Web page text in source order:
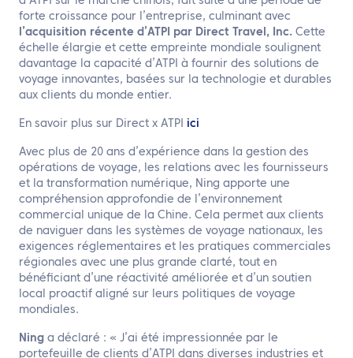
forte croissance pour l’entreprise, culminant avec
l’acquisition récente d’ATPI par Direct Travel, Inc. Cette
échelle élargie et cette empreinte mondiale soulignent
davantage la capacité d’ATPI à fournir des solutions de
voyage innovantes, basées sur la technologie et durables
aux clients du monde entier.
En savoir plus sur Direct x ATPI ici
Avec plus de 20 ans d’expérience dans la gestion des
opérations de voyage, les relations avec les fournisseurs
et la transformation numérique, Ning apporte une
compréhension approfondie de l’environnement
commercial unique de la Chine. Cela permet aux clients
de naviguer dans les systèmes de voyage nationaux, les
exigences réglementaires et les pratiques commerciales
régionales avec une plus grande clarté, tout en
bénéficiant d’une réactivité améliorée et d’un soutien
local proactif aligné sur leurs politiques de voyage
mondiales.
Ning a déclaré : « J’ai été impressionnée par le
portefeuille de clients d’ATPI dans diverses industries et